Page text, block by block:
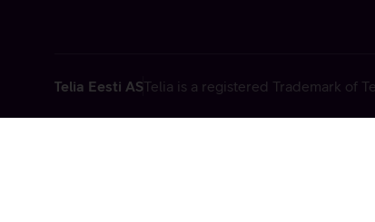
Telia Eesti ASTelia is a registered Trademark of